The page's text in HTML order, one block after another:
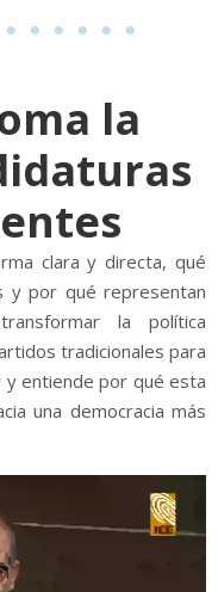
la
clara y directa, qué
y por qué representan
la política
tradicionales para
entiende por qué esta
una democracia más